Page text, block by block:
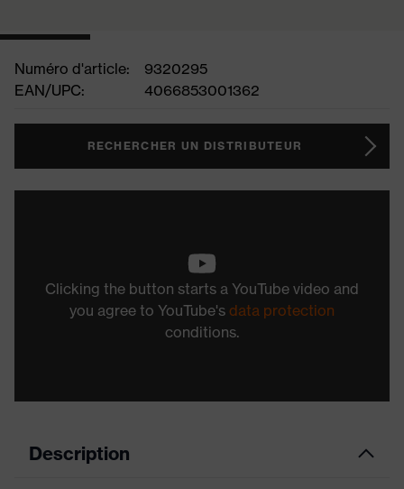
Numéro d'article:
9320295
EAN/UPC:
4066853001362
RECHERCHER UN DISTRIBUTEUR
Clicking the button starts a YouTube video and
you agree to YouTube's data protection
conditions.
Description